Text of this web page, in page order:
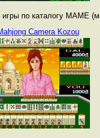
по каталогу MAME
Camera Kozou